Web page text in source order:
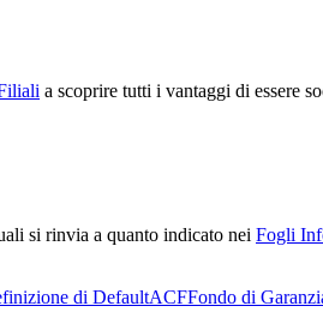
a scoprire tutti i vantaggi di essere
si rinvia a quanto indicato nei Fogli
di DefaultACFFondo di